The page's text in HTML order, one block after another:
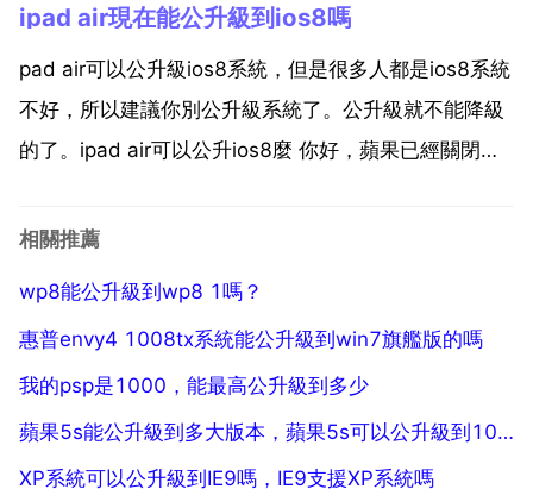
airpods ios 10.3還對系統底層進行了優化，當使用者
完...
ipad air現在能公升級到ios8嗎
pad air可以公升級ios8系統，但是很多人都是ios8系統
不好，所以建議你別公升級系統了。公升級就不能降級
的了。ipad air可以公升ios8麼 你好，蘋果已經關閉了
升級到最新的ios 版本，不能公升級到ios 8 可以，設定
相關推薦
wp8能公升級到wp8 1嗎？
惠普envy4 1008tx系統能公升級到win7旗艦版的嗎
我的psp是1000，能最高公升級到多少
蘋果5s能公升級到多大版本，蘋果5s可以公升級到10 3 3嗎
XP系統可以公升級到IE9嗎，IE9支援XP系統嗎